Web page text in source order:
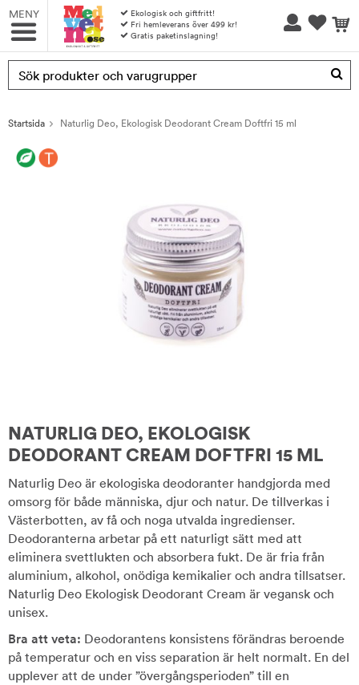
MENY
Ekologisk och giftfritt!
Fri hemleverans över 499 kr!
Gratis paketinslagning!
Produkten har blivit tillagd i varukorgen
Startsida Naturlig Deo, Ekologisk Deodorant Cream Doftfri 15 ml
NATURLIG DEO, EKOLOGISK
DEODORANT CREAM DOFTFRI 15 ML
Naturlig Deo är ekologiska deodoranter handgjorda med
omsorg för både människa, djur och natur. De tillverkas i
Västerbotten, av få och noga utvalda ingredienser.
Deodoranterna arbetar på ett naturligt sätt med att
eliminera svettlukten och absorbera fukt. De är fria från
aluminium, alkohol, onödiga kemikalier och andra tillsatser.
Naturlig Deo Ekologisk Deodorant Cream är vegansk och
unisex.
Bra att veta: Deodorantens konsistens förändras beroende
på temperatur och en viss separation är helt normalt. En del
upplever att de under ”övergångsperioden” till en